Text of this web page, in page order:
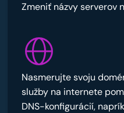
Zmeniť názvy serverov
Nasmerujte svoju
služby na internete
DNS-konfigurácií,